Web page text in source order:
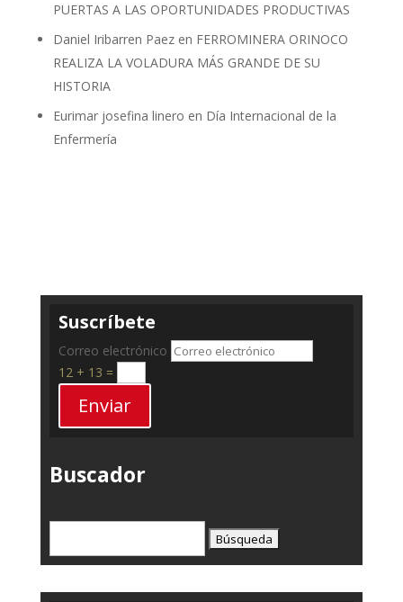
PUERTAS A LAS OPORTUNIDADES PRODUCTIVAS
Daniel Iribarren Paezen FERROMINERA ORINOCO
REALIZA LA VOLADURA MÁS GRANDE DE SU
HISTORIA
Eurimar josefina linero en Día Internacional de la
Enfermería
Suscríbete
Correo electrónico
12 + 13 =
Enviar
Buscador